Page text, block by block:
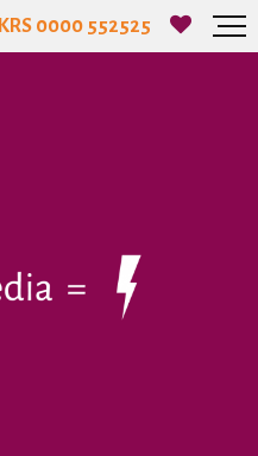
KRS 0000 552525